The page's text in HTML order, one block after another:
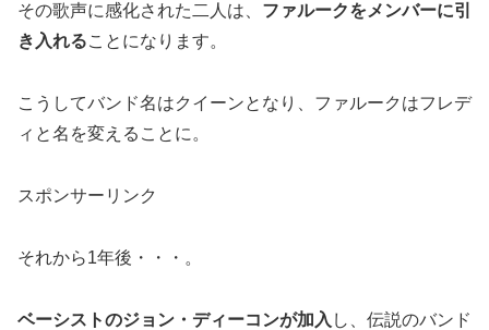
その歌声に感化された二人は、 ファルークをメンバーに引
き入れることになります。
こうしてバンド名はクイーンとなり、ファルークはフレデ
ィと名を変えることに。
スポンサーリンク
それから1年後・・・。
ベーシストのジョン・ディーコンが加入 し、伝説のバンド